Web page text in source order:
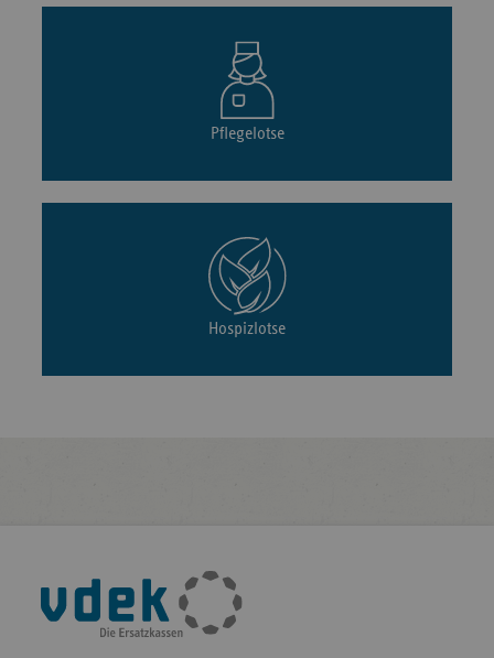
Pflegelotse
Hospizlotse
Fußleisten-
Navigation